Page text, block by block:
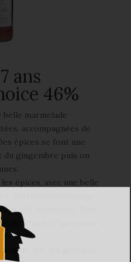
ans
46%
marmelade
accompagnées de
épices se font une
du gingembre puis on
épices, avec une belle
peu de framboise. Puis
de prune et un retour
sur les agrumes,